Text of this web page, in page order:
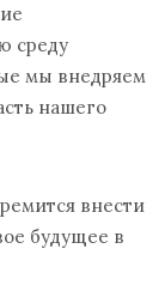
среду
мы внедряем
нашего
внести
будущее в